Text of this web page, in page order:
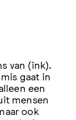
van (ink).
gaat in
een
mensen
ook